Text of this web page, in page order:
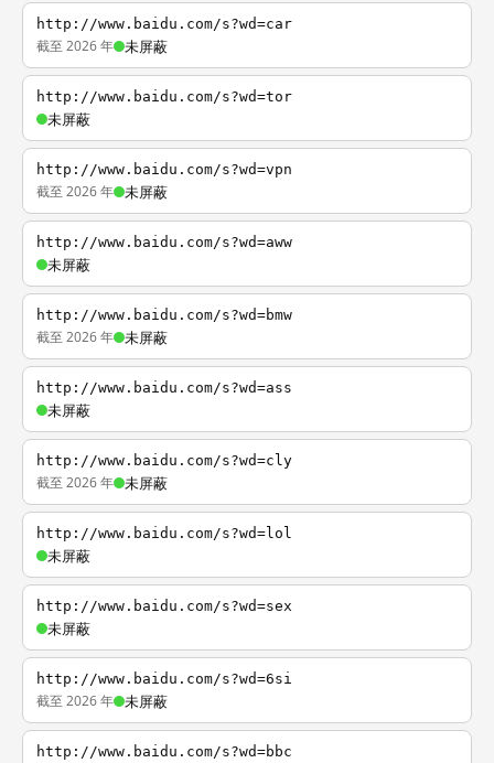
http://www.baidu.com/s?wd=car
截至 2026 年 未屏蔽
http://www.baidu.com/s?wd=tor
未屏蔽
http://www.baidu.com/s?wd=vpn
截至 2026 年 未屏蔽
http://www.baidu.com/s?wd=aww
未屏蔽
http://www.baidu.com/s?wd=bmw
截至 2026 年 未屏蔽
http://www.baidu.com/s?wd=ass
未屏蔽
http://www.baidu.com/s?wd=cly
截至 2026 年 未屏蔽
http://www.baidu.com/s?wd=lol
未屏蔽
http://www.baidu.com/s?wd=sex
未屏蔽
http://www.baidu.com/s?wd=6si
截至 2026 年 未屏蔽
http://www.baidu.com/s?wd=bbc